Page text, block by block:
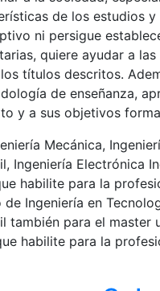
de los estudios y
ni persigue
quiere ayudar a las
títulos descritos.
de enseñanza,
y a sus objetivos
Mecánica,
Ingeniería Electrónica
habilite para la
Ingeniería en
también para el master
habilite para la